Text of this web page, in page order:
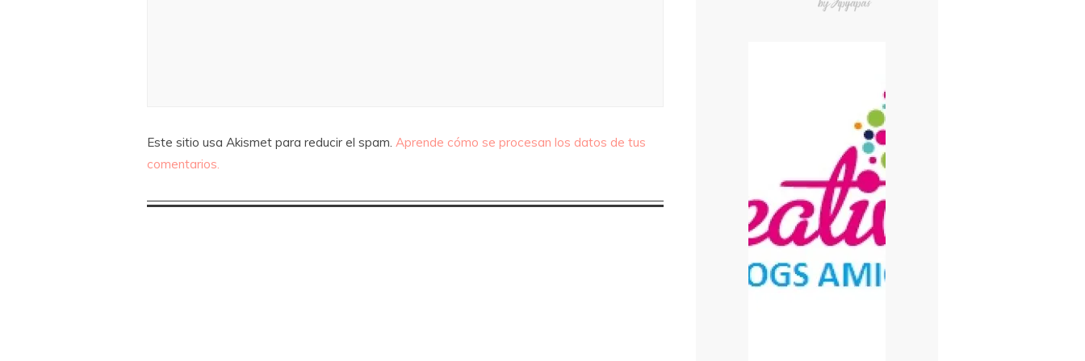
Este sitio usa Akismet para reducir el spam. Aprende cómo se procesan los datos de tus
comentarios.